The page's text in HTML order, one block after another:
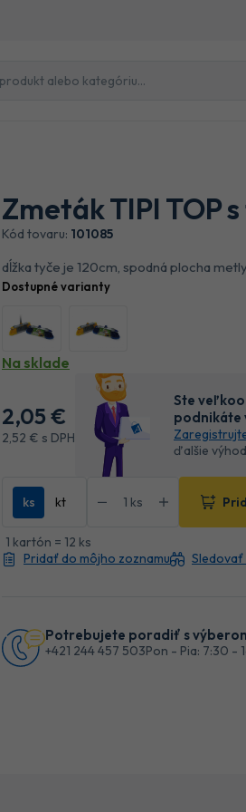
Zmeták TIPI TOP
Kód tovaru: 101085
dĺžka tyče je 120cm, spodná plocha
Dostupné varianty
Na sklade
2,05 €
2,52 € s DPH
Ste
podnikáte
ďalšie
ks kt
1 kartón = 12 ks
Pridať do môjho zoznamu
Potrebujete poradiť s
+421 244 457 503Pon - Pia: 7:30 -